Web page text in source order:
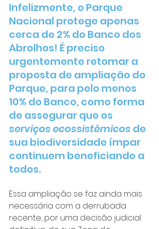
Infelizmente, o Parque
Nacional protege apenas
cerca de 2% do Banco dos
Abrolhos! É preciso
urgentemente retomar a
proposta de ampliação do
Parque, para pelo menos
10% do Banco, como forma
de assegurar que os
serviços ecossistêmicos de
sua biodiversidade ímpar
continuem beneficiando a
todos.
Essa ampliação se faz ainda mais
necessária com a derrubada
recente, por uma decisão judicial